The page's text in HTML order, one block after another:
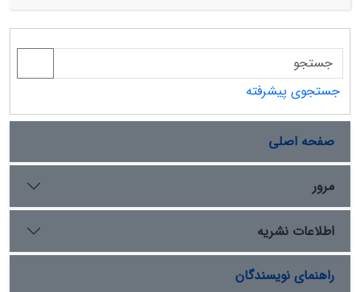
خشک و اراضی پخش سیلاب دشت چنداب ورامین، بر پایه
تصاویر ماهواره‌ای سطح 2 لندست ۸ در بازه زمانی پاییز 1397
تا زمستان 1400 و داده‌های هواشناسی میدانی انجام شد. پس
از انجام پردازش‌های رادیومتریک و اتمسفری تصاویر،
پارامترهای بیلان انرژی استخراج گردید و کیفیت نتایج با
افزایش یابد. نتایج حاصل از مدل به دلیل عدم دسترسی به
Monteith مقایسه شد. نتایج نشان‌دهنده دقت بالا و قابلیت
کاربرد مدل در دشت‌های حاشیه کویر مانند چنداب ایران
است. میانگین ضریب تعیین (R²) بالاتر از 9/0 و خطای ریشه
میانگین مربعات RMSE کمتر از 52/0 میلی‌متر بر روز، گواهی
بر صحت بالای مدل دارند. همچنین، ارتباط قوی بین شاخص
ETo و ETa به‌خوبی بیانگر تاثیر و نقش پوشش گیاهی در
فرآیند تبخیر-تعرق و پویایی مکانی آن است.
جستجوی پیشرفته
صفحه اصلی
مرور
اطلاعات نشریه
راهنمای نویسندگان